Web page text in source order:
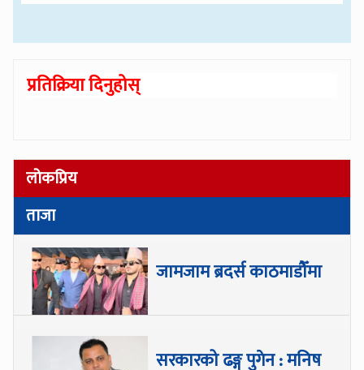
प्रतिक्रिया दिनुहोस्
लोकप्रिय
ताजा
जामजाम ब्रदर्स काठमाडौँमा
सरकारको ढङ्ग पुगेन : मनिष